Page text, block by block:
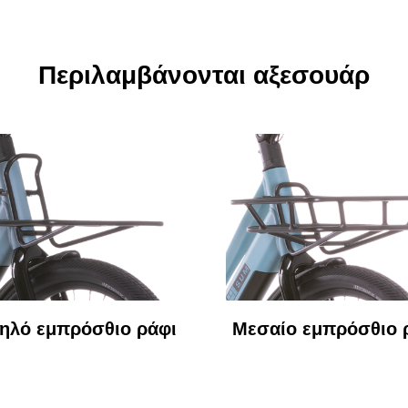
Περιλαμβάνονται αξεσουάρ
εμπρόσθιο ράφι Μεσαίο εμπρόσθιο